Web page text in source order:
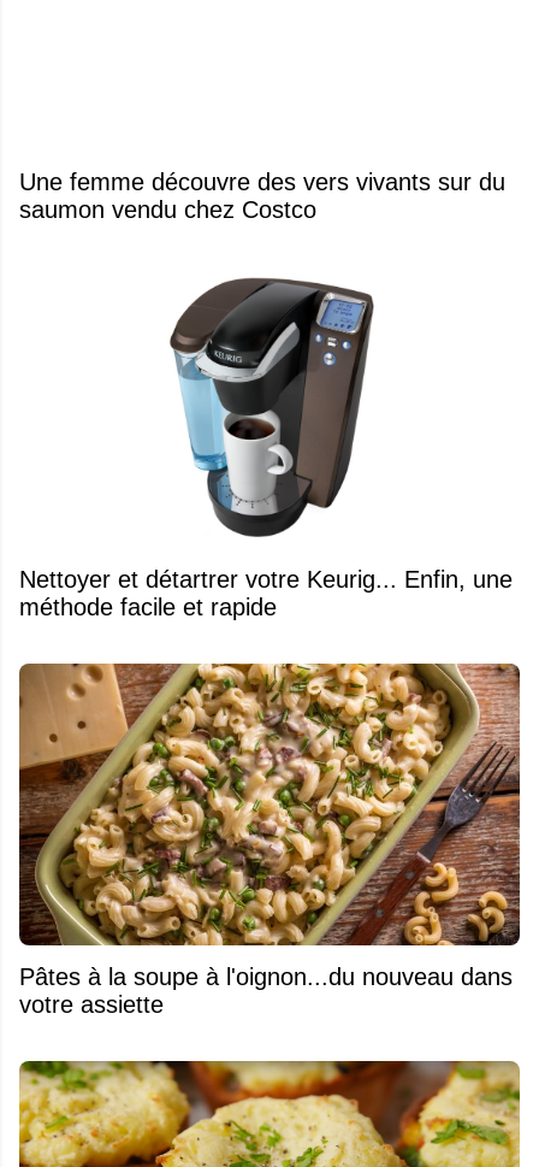
Une femme découvre des vers vivants sur du
saumon vendu chez Costco
Nettoyer et détartrer votre Keurig... Enfin, une
méthode facile et rapide
Pâtes à la soupe à l'oignon...du nouveau dans
votre assiette